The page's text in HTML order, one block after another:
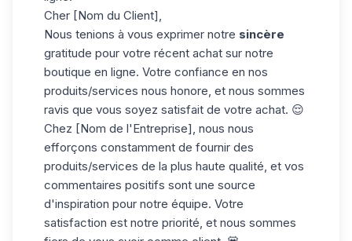
Cher [Nom du Client],
Nous tenions à vous exprimer notre sincère
gratitude pour votre récent achat sur notre
boutique en ligne. Votre confiance en nos
produits/services nous honore, et nous sommes
ravis que vous soyez satisfait de votre achat. 😌
Chez [Nom de l'Entreprise], nous nous
efforçons constamment de fournir des
produits/services de la plus haute qualité, et vos
commentaires positifs sont une source
d'inspiration pour notre équipe. Votre
satisfaction est notre priorité, et nous sommes